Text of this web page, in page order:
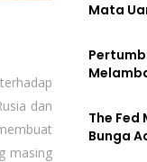
dan
masing
Mata
The Fed
Bunga